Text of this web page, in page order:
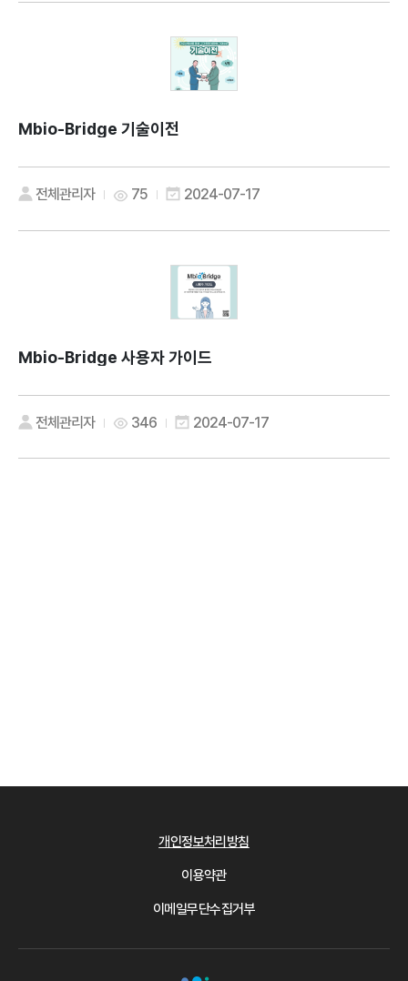
Mbio-Bridge 기술이전
전체관리자 75 2024-07-17
Mbio-Bridge 사용자 가이드
전체관리자 346 2024-07-17
개인정보처리방침
이용약관
이메일무단수집거부